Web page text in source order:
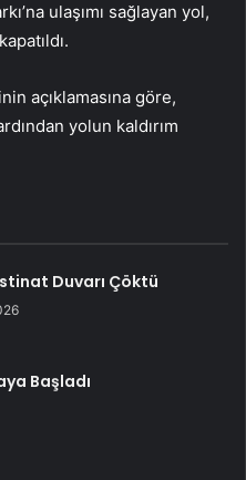
ulaşımı sağlayan yol,
açıklamasına göre,
yolun kaldırım
Duvarı Çöktü
Başladı